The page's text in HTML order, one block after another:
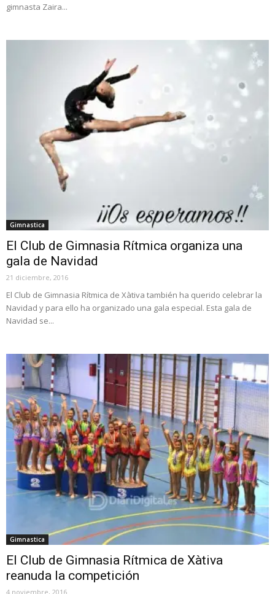
gimnasta Zaira...
Gimnastica
El Club de Gimnasia Rítmica organiza una
gala de Navidad
21 diciembre, 2016
El Club de Gimnasia Rítmica de Xàtiva también ha querido celebrar la
Navidad y para ello ha organizado una gala especial. Esta gala de
Navidad se...
Gimnastica
El Club de Gimnasia Rítmica de Xàtiva
reanuda la competición
4 noviembre, 2016